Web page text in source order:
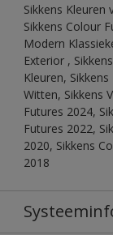
Sikkens Kleuren
Sikkens Colour
Modern
Exterior ,
Kleuren,
Witten, Sikkens
Futures 2024,
Futures 2022,
2020, Sikkens
2018